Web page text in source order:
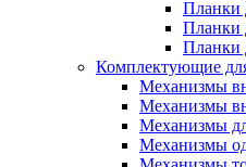
Планки
Планки
Планки
Комплектующие
Механизмы
Механизмы
Механизмы
Механизмы